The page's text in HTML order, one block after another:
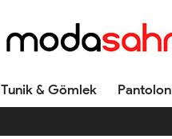
Tunik & Gömlek Pantolon